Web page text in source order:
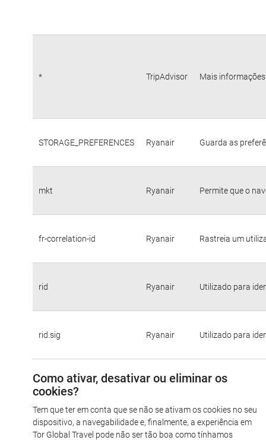
* TripAdvisor Mais
STORAGE_PREFERENCES Ryanair Guarda as
mkt Ryanair Permite que o
fr-correlation-id Ryanair Rastreia um
rid Ryanair Utilizado para
rid.sig Ryanair Utilizado para
Como ativar, desativar ou eliminar os
cookies?
Tem que ter em conta que se não se ativam os cookies no seu
dispositivo, a navegabilidade e, finalmente, a experiência em
Tor Global Travel pode não ser tão boa como tínhamos